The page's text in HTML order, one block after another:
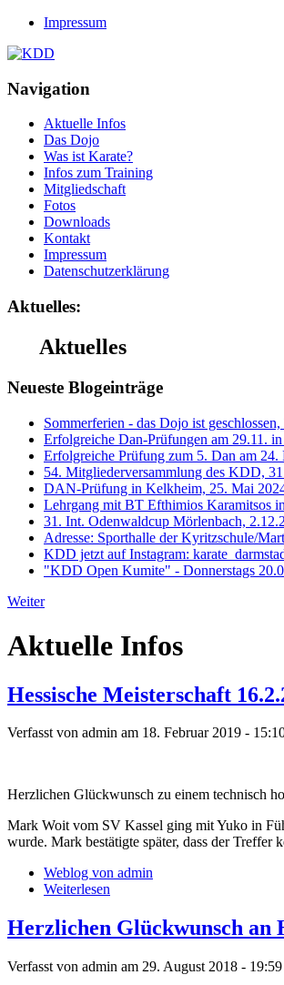
Impressum
Navigation
Aktuelle Infos
Das Dojo
Was ist Karate?
Infos zum Training
Mitgliedschaft
Fotos
Downloads
Kontakt
Impressum
Datenschutzerklärung
Aktuelles:
Aktuelles
Neueste Blogeinträge
Sommerferien - das Dojo ist
Erfolgreiche Dan-Prüfungen am 29.11.
Erfolgreiche Prüfung zum 5. Dan am
54. Mitgliederversammlung des KDD,
DAN-Prüfung in Kelkheim, 25. Mai
Lehrgang mit BT Efthimios Karamitsos
31. Int. Odenwaldcup Mörlenbach,
Adresse: Sporthalle der Kyritzschule/
KDD jetzt auf Instagram:
"KDD Open Kumite" - Donnerstags
Weiter
Aktuelle Infos
Hessische Meisterschaft
Verfasst von admin am 18. Februar 2019 -
Herzlichen Glückwunsch zu einem technisch
Mark Woit vom SV Kassel ging mit Yuko in
wurde. Mark bestätigte später, dass der Treffer
Weblog von admin
Weiterlesen
Herzlichen Glückwunsch
Verfasst von admin am 29. August 2018 - 19:59